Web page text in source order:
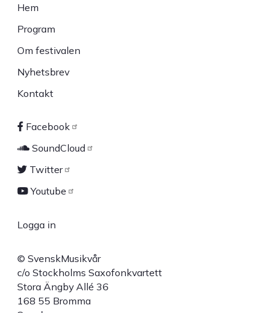
Sidfot
Hem
Program
Om festivalen
Nyhetsbrev
Kontakt
Sociala
länkar
Facebook
SoundCloud
Twitter
Youtube
account
menu
Logga in
© SvenskMusikvår
c/o Stockholms Saxofonkvartett
Stora Ängby Allé 36
168 55 Bromma